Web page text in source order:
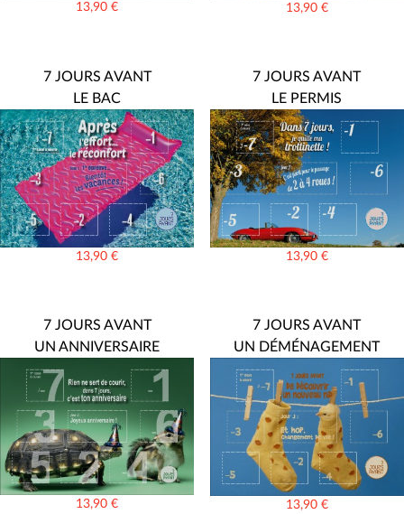
13,90€ 13,90 €
7 JOURS AVANT
LE BAC
13,90€
7 JOURS AVANT
LE PERMIS
13,90 €
7 JOURS AVANT
UN ANNIVERSAIRE
13,90€
7 JOURS AVANT
UN DÉMÉNAGEMENT
13,90 €